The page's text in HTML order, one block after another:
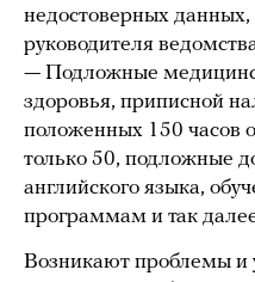
недостоверных данных,
руководителя
— Подложные
здоровья, приписной
положенных 150 часов
только 50, подложные
английского языка,
программам и так
Возникают проблемы и